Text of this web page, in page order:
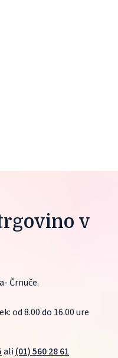
v
Črnuče.
od 8.00 do 16.00 ure
ali (01) 560 28 61